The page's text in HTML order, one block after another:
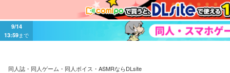
9/14
13:59まで
同人誌・同人ゲーム・同人ボイス・ASMRならDLsite